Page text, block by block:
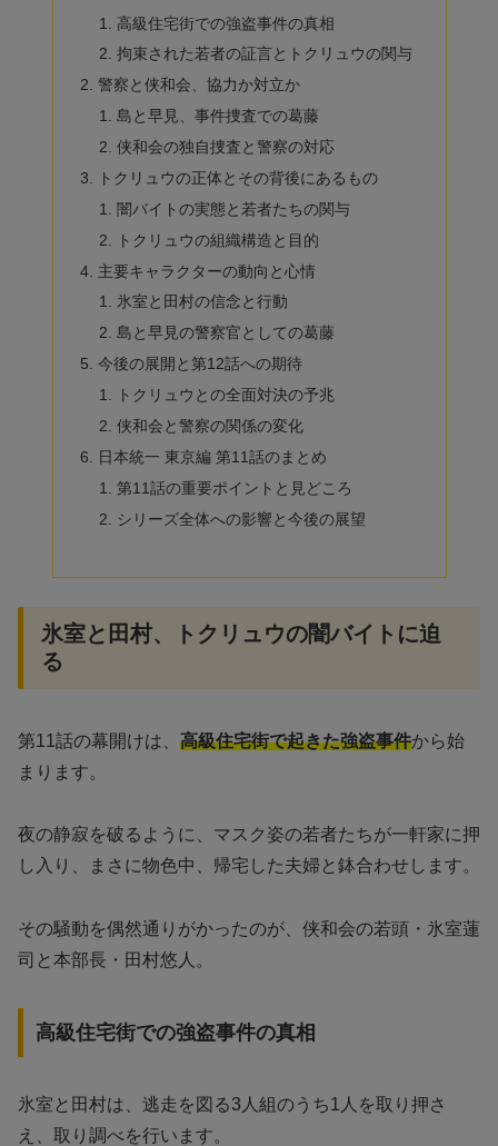
高級住宅街での強盗事件の真相
拘束された若者の証言とトクリュウの関与
警察と侠和会、協力か対立か
島と早見、事件捜査での葛藤
侠和会の独自捜査と警察の対応
トクリュウの正体とその背後にあるもの
闇バイトの実態と若者たちの関与
トクリュウの組織構造と目的
主要キャラクターの動向と心情
氷室と田村の信念と行動
島と早見の警察官としての葛藤
今後の展開と第12話への期待
トクリュウとの全面対決の予兆
侠和会と警察の関係の変化
日本統一 東京編 第11話のまとめ
第11話の重要ポイントと見どころ
シリーズ全体への影響と今後の展望
氷室と田村、トクリュウの闇バイトに迫
る
第11話の幕開けは、 高級住宅街で起きた強盗事件から始
まります。
夜の静寂を破るように、マスク姿の若者たちが一軒家に押
し入り、まさに物色中、帰宅した夫婦と鉢合わせします。
その騒動を偶然通りがかったのが、侠和会の若頭・氷室蓮
司と本部長・田村悠人。
高級住宅街での強盗事件の真相
氷室と田村は、逃走を図る3人組のうち1人を取り押さ
え、取り調べを行います。